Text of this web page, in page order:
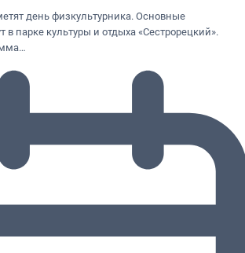
день физкультурника. Основные
в парке культуры и отдыха «Сестрорецкий».